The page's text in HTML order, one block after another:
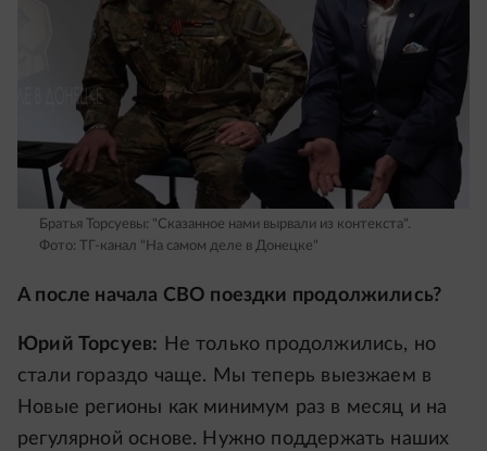
Братья Торсуевы: "Сказанное нами вырвали из контекста".
Фото: ТГ-канал "На самом деле в Донецке"
А после начала СВО поездки продолжились?
Юрий Торсуев: Не только продолжились, но
стали гораздо чаще. Мы теперь выезжаем в
Новые регионы как минимум раз в месяц и на
регулярной основе. Нужно поддержать наших